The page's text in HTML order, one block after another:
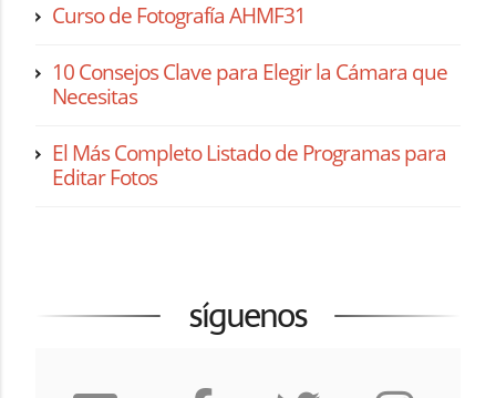
Curso de Fotografía AHMF31
10 Consejos Clave para Elegir la Cámara que
Necesitas
El Más Completo Listado de Programas para
Editar Fotos
síguenos